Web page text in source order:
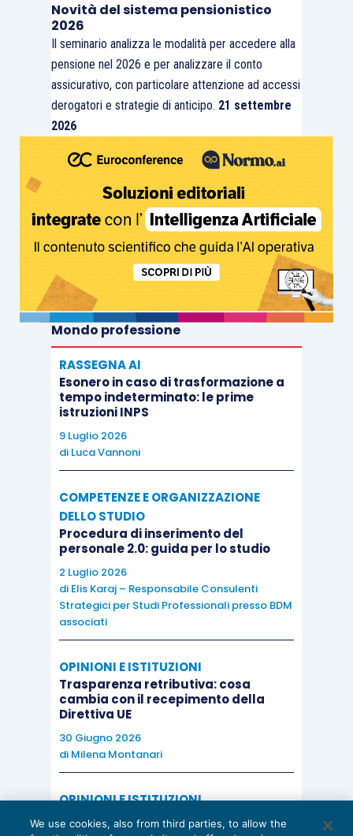
Novità del sistema pensionistico
2026
Il seminario analizza le modalità per accedere alla
pensione nel 2026 e per analizzare il conto
assicurativo, con particolare attenzione ad accessi
derogatori e strategie di anticipo. 21 settembre
2026
Mondo professione
RASSEGNA AI
Esonero in caso di trasformazione a
tempo indeterminato: le prime
istruzioni INPS
9 Luglio 2026
di Luca Vannoni
COMPETENZE E ORGANIZZAZIONE
DELLO STUDIO
Procedura di inserimento del
personale 2.0: guida per lo studio
2 Luglio 2026
di Elis Karaj – Responsabile Consulenti
Strategici per Studi Professionali presso BDM
associati
OPINIONI E ISTITUZIONI
Trasparenza retributiva: cosa
cambia con il recepimento della
Direttiva UE
30 Giugno 2026
di Milena Montanari
OPINIONI E ISTITUZIONI
Valorizzare il potenziale dello Studio:
una riflessione sul futuro della
We use cookies, also from third parties, to allow the